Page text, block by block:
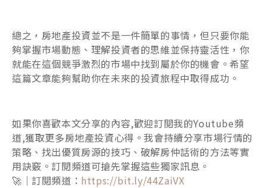
總之，房地產投資並不是一件簡單的事情，但只要你能
夠掌握市場動態、理解投資者的思維並保持靈活性，你
就能在這個競爭激烈的市場中找到屬於你的機會。希望
這篇文章能夠幫助你在未來的投資旅程中取得成功。
如果你喜歡本文分享的內容,歡迎訂閱我的Youtube頻
道,獲取更多房地產投資心得。我會持續分享市場行情的
策略、找出優質房源的技巧、破解房仲話術的方法等實
用訣竅。訂閱頻道可搶先掌握這些獨家訊息。
🚀｜訂閱頻道： https://bit.ly/44ZaiVX